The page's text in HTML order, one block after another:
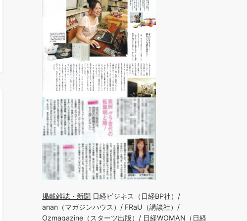
掲載雑誌・新聞 日経ビジネス（日経BP社）/
anan（マガジンハウス）/ FRaU（講談社）/
Ozmagazine（スターツ出版）/ 日経WOMAN（日経